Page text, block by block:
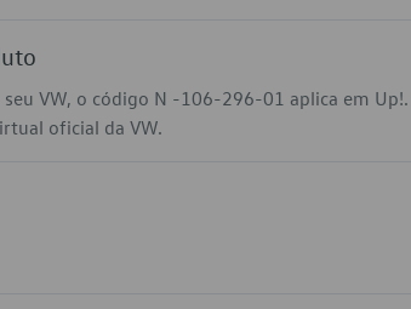
VW, o código N -106-296-01 aplica em Up!.
oficial da VW.